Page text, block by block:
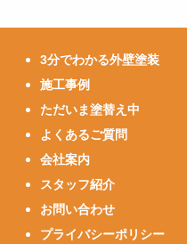
3分でわかる外壁塗装
施工事例
ただいま塗替え中
よくあるご質問
会社案内
スタッフ紹介
お問い合わせ
プライバシーポリシー